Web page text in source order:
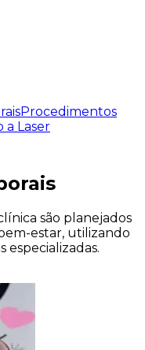
Procedimentos
a Laser
são planejados
estar, utilizando
especializadas.